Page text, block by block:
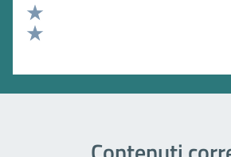
Valuta 3 stelle su 5
Valuta 2 stelle su 5